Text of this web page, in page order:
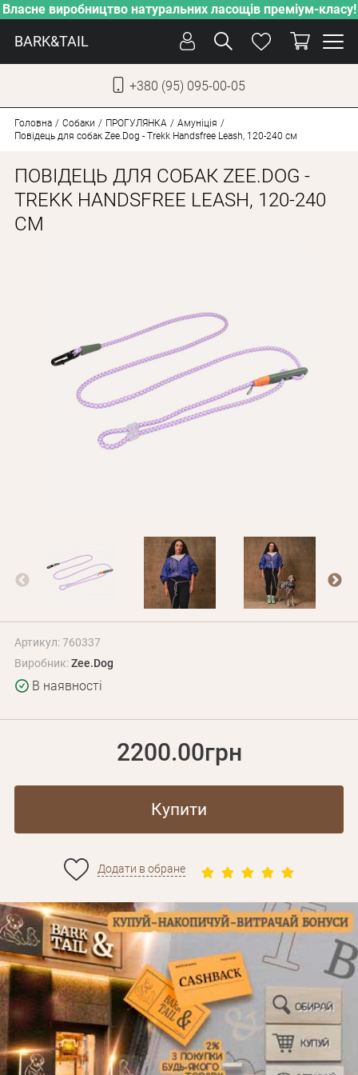
Власне виробництво натуральних ласощів преміум-класу!
BARK&TAIL
+380 (95) 095-00-05
ДОГЛЯД
ПІКЛУВАННЯ
ДЛЯ КОТІВ
Оплата і доставка
Програма лояльності
Про Нас
Головна Собаки ПРОГУЛЯНКА
Амуніція
Повідець для собак Zee.Dog - Trekk Handsfree Leash, 120-240 см
ПОВІДЕЦЬ ДЛЯ СОБАК ZEE.DOG -
TREKK HANDSFREE LEASH, 120-240
СМ
Артикул: 760337
Виробник:Zee.Dog
В наявності
2200.00грн
Купити
Додати в обране